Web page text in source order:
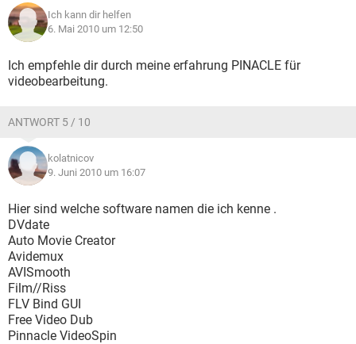
Ich kann dir helfen
6. Mai 2010 um 12:50
Ich empfehle dir durch meine erfahrung PINACLE für
videobearbeitung.
ANTWORT 5 / 10
kolatnicov
9. Juni 2010 um 16:07
Hier sind welche software namen die ich kenne .
DVdate
Auto Movie Creator
Avidemux
AVISmooth
Film//Riss
FLV Bind GUI
Free Video Dub
Pinnacle VideoSpin